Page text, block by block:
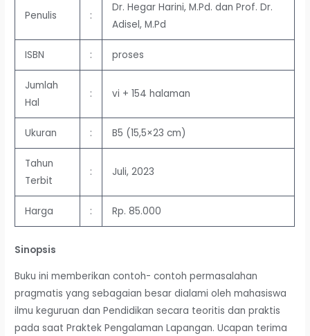
Penulis :
Dr. Hegar Harini, M.Pd. dan Prof. Dr.
Adisel, M.Pd
ISBN : proses
Jumlah
Hal
: vi + 154 halaman
Ukuran : B5 (15,5×23 cm)
Tahun
Terbit
: Juli, 2023
Harga : Rp. 85.000
Sinopsis
Buku ini memberikan contoh- contoh permasalahan
pragmatis yang sebagaian besar dialami oleh mahasiswa
ilmu keguruan dan Pendidikan secara teoritis dan praktis
pada saat Praktek Pengalaman Lapangan. Ucapan terima